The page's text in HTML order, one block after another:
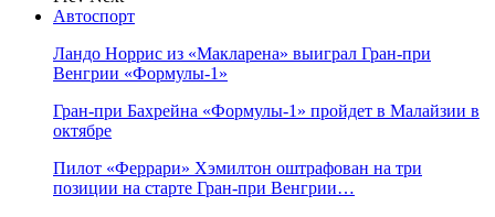
Автоспорт
Ландо Норрис из «Макларена» выиграл Гран‑при
Венгрии «Формулы‑1»
Гран‑при Бахрейна «Формулы‑1» пройдет в Малайзии в
октябре
Пилот «Феррари» Хэмилтон оштрафован на три
позиции на старте Гран‑при Венгрии…